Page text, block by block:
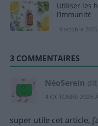
Utiliser les
l’immunité
9 octobre 2025
3 COMMENTAIRES
NéoSerein dit
4 OCTOBRE 2025
super utile cet article,